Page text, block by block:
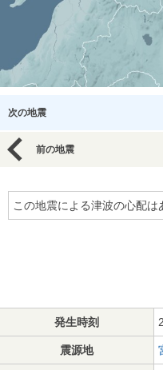
次の地震
前の地震
この地震による津波の心配は
発生時刻
震源地